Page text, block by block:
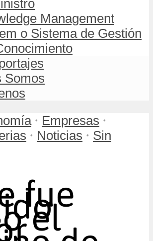
Management
o Sistema de Gestión
Somos
• Empresas •
• Noticias • Sin
fue
el